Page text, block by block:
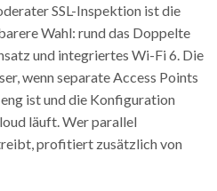
SSL-Inspektion ist die
Wahl: rund das Doppelte
und integriertes Wi-Fi 6. Die
wenn separate Access Points
ist und die Konfiguration
läuft. Wer parallel
profitiert zusätzlich von